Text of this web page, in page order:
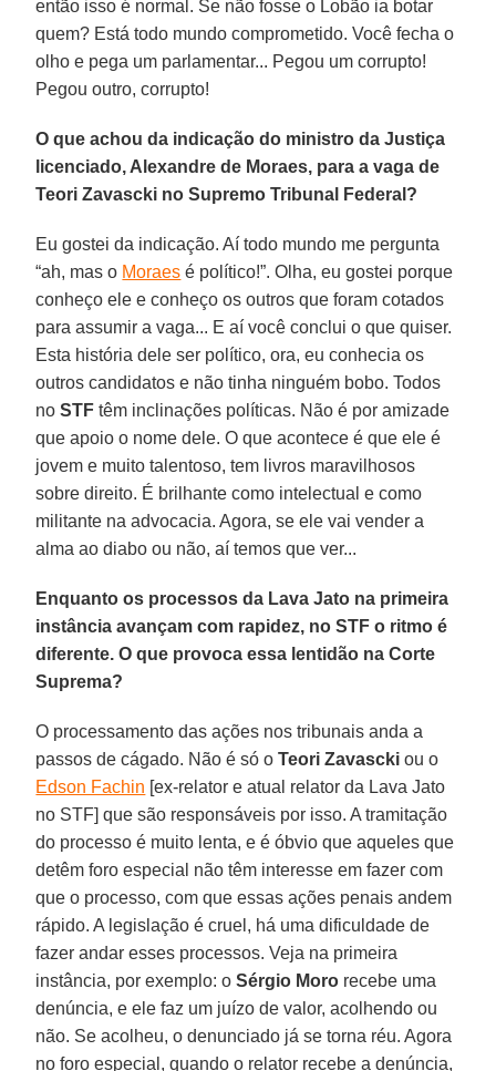
então isso é normal. Se não fosse o Lobão ia botar
quem? Está todo mundo comprometido. Você fecha o
olho e pega um parlamentar... Pegou um corrupto!
Pegou outro, corrupto!
O que achou da indicação do ministro da Justiça
licenciado, Alexandre de Moraes, para a vaga de
Teori Zavascki no Supremo Tribunal Federal?
Eu gostei da indicação. Aí todo mundo me pergunta
“ah, mas o Moraes é político!”. Olha, eu gostei porque
conheço ele e conheço os outros que foram cotados
para assumir a vaga... E aí você conclui o que quiser.
Esta história dele ser político, ora, eu conhecia os
outros candidatos e não tinha ninguém bobo. Todos
noSTF têm inclinações políticas. Não é por amizade
que apoio o nome dele. O que acontece é que ele é
jovem e muito talentoso, tem livros maravilhosos
sobre direito. É brilhante como intelectual e como
militante na advocacia. Agora, se ele vai vender a
alma ao diabo ou não, aí temos que ver...
Enquanto os processos da Lava Jato na primeira
instância avançam com rapidez, no STF o ritmo é
diferente. O que provoca essa lentidão na Corte
Suprema?
O processamento das ações nos tribunais anda a
passos de cágado. Não é só oTeori Zavascki ou o
Edson Fachin [ex-relator e atual relator da Lava Jato
no STF] que são responsáveis por isso. A tramitação
do processo é muito lenta, e é óbvio que aqueles que
detêm foro especial não têm interesse em fazer com
que o processo, com que essas ações penais andem
rápido. A legislação é cruel, há uma dificuldade de
fazer andar esses processos. Veja na primeira
instância, por exemplo: oSérgio Moro recebe uma
denúncia, e ele faz um juízo de valor, acolhendo ou
não. Se acolheu, o denunciado já se torna réu. Agora
no foro especial, quando o relator recebe a denúncia,